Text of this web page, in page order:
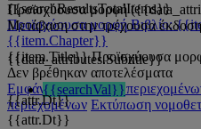
{{searchResultsTotalItems}}
Προϊσχύουσα μορφή Βιβλίο:
{{item.Chapter}}
{{item.Title}} Προϊσχύουσα
Δεν βρέθηκαν αποτελέσματα
Εμφάνιση όλων των
περιεχομένων Εκτύπωση
Προϊσχύουσα μορφή
Μετάβαση στην τρέχουσα έκδοση
{{data_attributes.Subtitle}}
{{searchVal}}
{{attr.Dt}}
{{attr.Dt}}